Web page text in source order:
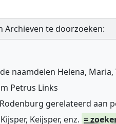
te doorzoeken:
naamdelen Helena, Maria,
Petrus Links
gerelateerd aan
Keijsper, enz. =